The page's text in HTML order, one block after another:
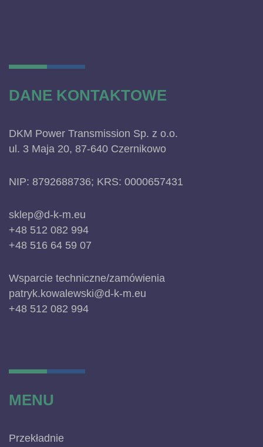
DANE KONTAKTOWE
DKM Power Transmission Sp. z o.o.
ul. 3 Maja 20, 87-640 Czernikowo
NIP: 8792688736; KRS: 0000657431
sklep@d-k-m.eu
+48 512 082 994
+48 516 64 59 07
Wsparcie techniczne/zamówienia
patryk.kowalewski@d-k-m.eu
+48 512 082 994
MENU
Przekładnie